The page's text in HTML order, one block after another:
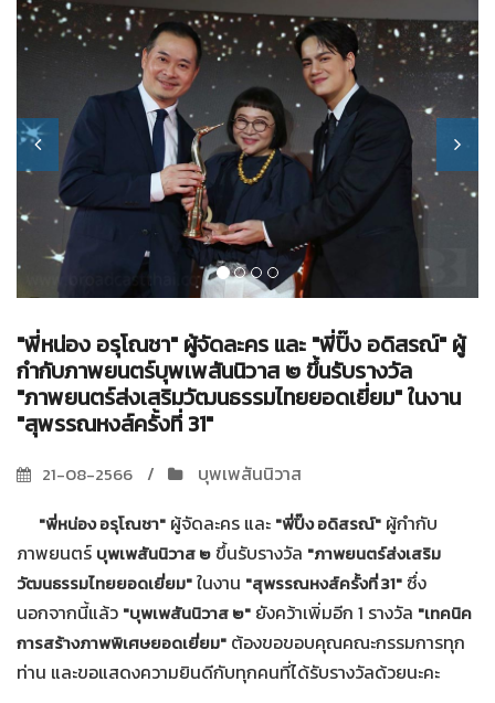
"พี่หน่อง อรุโณชา" ผู้จัดละคร และ "พี่ปิ๊ง อดิสรณ์" ผู้
กำกับภาพยนตร์บุพเพสันนิวาส ๒ ขึ้นรับรางวัล
"ภาพยนตร์ส่งเสริมวัฒนธรรมไทยยอดเยี่ยม" ในงาน
"สุพรรณหงส์ครั้งที่ 31"
21-08-2566 บุพเพสันนิวาส
"พี่หน่อง อรุโณชา" ผู้จัดละคร และ "พี่ปิ๊ง อดิสรณ์" ผู้กำกับ
ภาพยนตร์ บุพเพสันนิวาส ๒ ขึ้นรับรางวัล "ภาพยนตร์ส่งเสริม
วัฒนธรรมไทยยอดเยี่ยม"ในงาน "สุพรรณหงส์ครั้งที่ 31" ซึ่ง
นอกจากนี้แล้ว "บุพเพสันนิวาส ๒" ยังคว้าเพิ่มอีก 1 รางวัล "เทคนิค
การสร้างภาพพิเศษยอดเยี่ยม" ต้องขอขอบคุณคณะกรรมการทุก
ท่าน และขอแสดงความยินดีกับทุกคนที่ได้รับรางวัลด้วยนะคะ